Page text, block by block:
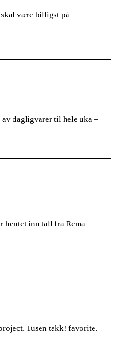
være billigst på
av dagligvarer til hele uka –
hentet inn tall fra Rema
Tusen takk! favorite.